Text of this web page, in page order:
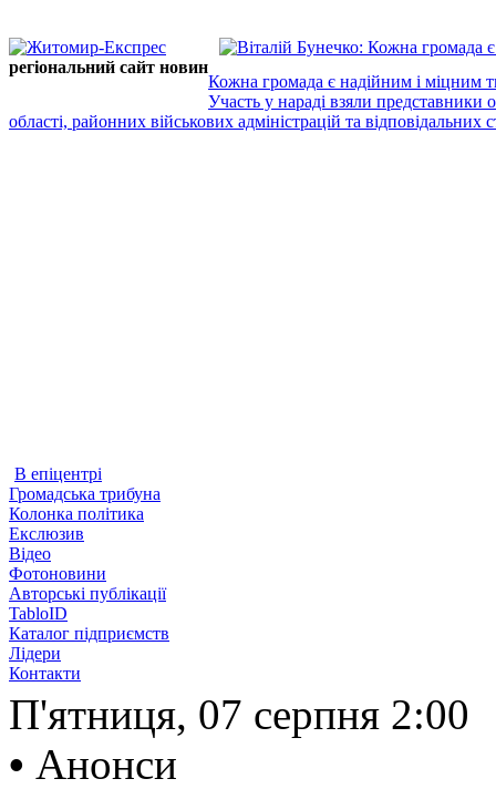
регіональний сайт новин
Кожна громада є надійним і міцним
Участь у нараді взяли представники
області, районних військових адміністрацій та відповідальних
В епіцентрі
Громадська трибуна
Колонка політика
Екслюзив
Відео
Фотоновини
Авторські публікації
TabloID
Каталог підприємств
Лідери
Контакти
П'ятниця, 07 серпня 2:00
• Анонси